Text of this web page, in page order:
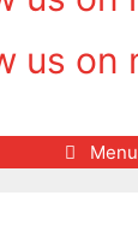
Menu